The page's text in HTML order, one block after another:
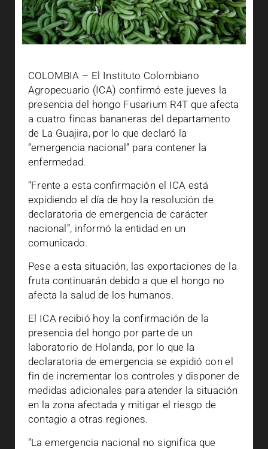
COLOMBIA – El Instituto Colombiano
Agropecuario (ICA) confirmó este jueves la
presencia del hongo Fusarium R4T que afecta
a cuatro fincas bananeras del departamento
de La Guajira, por lo que declaró la
“emergencia nacional” para contener la
enfermedad.
“Frente a esta confirmación el ICA está
expidiendo el día de hoy la resolución de
declaratoria de emergencia de carácter
nacional”, informó la entidad en un
comunicado.
Pese a esta situación, las exportaciones de la
fruta continuarán debido a que el hongo no
afecta la salud de los humanos.
El ICA recibió hoy la confirmación de la
presencia del hongo por parte de un
laboratorio de Holanda, por lo que la
declaratoria de emergencia se expidió con el
fin de incrementar los controles y disponer de
medidas adicionales para atender la situación
en la zona afectada y mitigar el riesgo de
contagio a otras regiones.
“La emergencia nacional no significa que